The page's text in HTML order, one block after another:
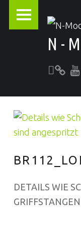
N-
Alles rund um die Modellbahn
DETAILS WIE